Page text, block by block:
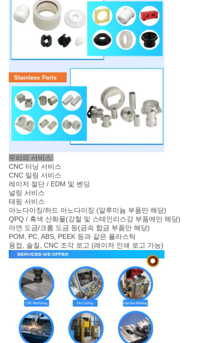
우리의 서비스:
CNC 터닝 서비스
CNC 밀링 서비스
레이저 절단 / EDM 및 벤딩
널링 서비스
태핑 서비스
아노다이징/하드 아노다이징 (알루미늄 부품만 해당)
QPQ / 흑색 산화물(강철 및 스테인리스강 부품에만 해당)
아연 도금/크롬 도금 등(금속 합금 부품만 해당)
POM, PC, ABS, PEEK 등과 같은 플라스틱
용접, 솔질, CNC 조각 로고 (레이저 인쇄 로고 가능)